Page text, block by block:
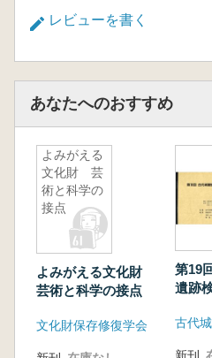
レビューを書く
あなたへのおすすめ
よみがえる
文化財 芸
術と科学の
接点
よみがえる文化財
芸術と科学の接点
文化財保存修復学会
第19
遺跡